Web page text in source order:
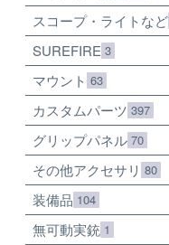
スコープ・ライトなど
SUREFIRE 3
マウント 63
カスタムパーツ 397
グリップパネル 70
その他アクセサリ 80
装備品 104
無可動実銃 1